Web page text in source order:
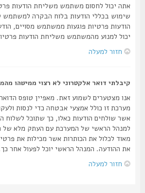
אתה יכול לחסום משתמש משליחת הודעות פרטיות
שימוש בכללי הודעות בלוח הבקרה למשתמש
הודעות פרטיות פוגעות ממשתמש מסויים, הודע
יכול למנוע מהמשתמש משליחת הודעות פרטיות.
חזור למעלה
קיבלתי דואר אלקטרוני לא רצוי ממישהו
אנו מצטערים לשמוע זאת. מאפיין טופס הדואר
מערכת זו כולל אמצעי אבטחה כדי לנסות
אשר שולחים הודעות כאלו, כך שתוכל לשלוח
למנהל הראשי של המערכת עם העתק מלא של
מאוד לכלול את הכותרות אשר מכילות את פרטי
את ההודעה. המנהל הראשי יוכל לפעול אחר כך.
חזור למעלה